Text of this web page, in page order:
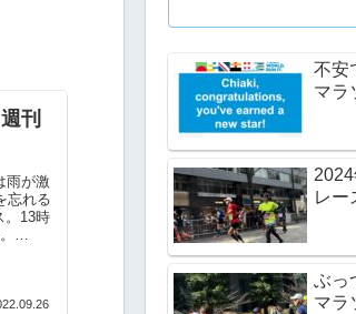
刊
雨が激
忘れる
。13時
不安
マラ
レー
ぶっ
マラ